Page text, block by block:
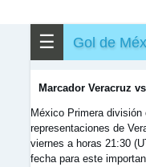
☰ Gol de
Marcador Veracruz
México Primera
representaciones de
viernes a horas 21:30
fecha para este
✎ Otros